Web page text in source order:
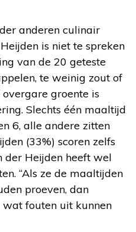
anderen culinair
is niet te spreken
van de 20 geteste
te weinig zout of
groente is
Slechts één maaltijd
6, alle andere zitten
(33%) scoren zelfs
der Heijden heeft wel
“Als ze de maaltijden
proeven, dan
wat fouten uit kunnen